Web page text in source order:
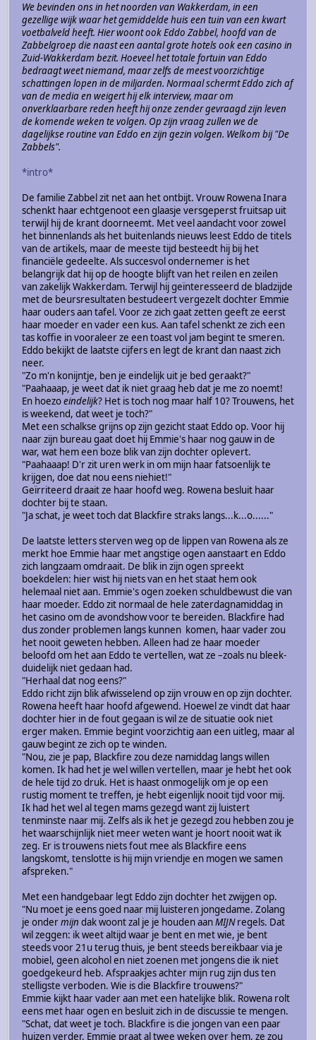
We bevinden ons in het noorden van Wakkerdam, in een
gezellige wijk waar het gemiddelde huis een tuin van een kwart
voetbalveld heeft. Hier woont ook Eddo Zabbel, hoofd van de
Zabbelgroep die naast een aantal grote hotels ook een casino in
Zuid-Wakkerdam bezit. Hoeveel het totale fortuin van Eddo
bedraagt weet niemand, maar zelfs de meest voorzichtige
schattingen lopen in de miljarden. Normaal schermt Eddo zich af
van de media en weigert hij elk interview, maar om
onverklaarbare reden heeft hij onze zender gevraagd zijn leven
de komende weken te volgen. Op zijn vraag zullen we de
dagelijkse routine van Eddo en zijn gezin volgen. Welkom bij "De
Zabbels".
*intro*
De familie Zabbel zit net aan het ontbijt. Vrouw Rowena Inara
schenkt haar echtgenoot een glaasje versgeperst fruitsap uit
terwijl hij de krant doorneemt. Met veel aandacht voor zowel
het binnenlands als het buitenlands nieuws leest Eddo de titels
van de artikels, maar de meeste tijd besteedt hij bij het
financiële gedeelte. Als succesvol ondernemer is het
belangrijk dat hij op de hoogte blijft van het reilen en zeilen
van zakelijk Wakkerdam. Terwijl hij geïnteresseerd de bladzijde
met de beursresultaten bestudeert vergezelt dochter Emmie
haar ouders aan tafel. Voor ze zich gaat zetten geeft ze eerst
haar moeder en vader een kus. Aan tafel schenkt ze zich een
tas koffie in vooraleer ze een toast vol jam begint te smeren.
Eddo bekijkt de laatste cijfers en legt de krant dan naast zich
neer.
"Zo m'n konijntje, ben je eindelijk uit je bed geraakt?"
"Paahaaap, je weet dat ik niet graag heb dat je me zo noemt!
En hoezoeindelijk? Het is toch nog maar half 10? Trouwens, het
is weekend, dat weet je toch?"
Met een schalkse grijns op zijn gezicht staat Eddo op. Voor hij
naar zijn bureau gaat doet hij Emmie's haar nog gauw in de
war, wat hem een boze blik van zijn dochter oplevert.
"Paahaaap! D'r zit uren werk in om mijn haar fatsoenlijk te
krijgen, doe dat nou eens niehiet!"
Geïrriteerd draait ze haar hoofd weg. Rowena besluit haar
dochter bij te staan.
"Ja schat, je weet toch dat Blackfire straks langs...k...o......"
De laatste letters sterven weg op de lippen van Rowena als ze
merkt hoe Emmie haar met angstige ogen aanstaart en Eddo
zich langzaam omdraait. De blik in zijn ogen spreekt
boekdelen: hier wist hij niets van en het staat hem ook
helemaal niet aan. Emmie's ogen zoeken schuldbewust die van
haar moeder. Eddo zit normaal de hele zaterdagnamiddag in
het casino om de avondshow voor te bereiden. Blackfire had
dus zonder problemen langs kunnen komen, haar vader zou
het nooit geweten hebben. Alleen had ze haar moeder
beloofd om het aan Eddo te vertellen, wat ze –zoals nu bleek-
duidelijk niet gedaan had.
"Herhaal dat nog eens?"
Eddo richt zijn blik afwisselend op zijn vrouw en op zijn dochter.
Rowena heeft haar hoofd afgewend. Hoewel ze vindt dat haar
dochter hier in de fout gegaan is wil ze de situatie ook niet
erger maken. Emmie begint voorzichtig aan een uitleg, maar al
gauw begint ze zich op te winden.
"Nou, zie je pap, Blackfire zou deze namiddag langs willen
komen. Ik had het je wel willen vertellen, maar je hebt het ook
de hele tijd zo druk. Het is haast onmogelijk om je op een
rustig moment te treffen, je hebt eigenlijk nooit tijd voor mij.
Ik had het wel al tegen mams gezegd want zij luistert
tenminste naar mij. Zelfs als ik het je gezegd zou hebben zou je
het waarschijnlijk niet meer weten want je hoort nooit wat ik
zeg. Er is trouwens niets fout mee als Blackfire eens
langskomt, tenslotte is hij mijn vriendje en mogen we samen
afspreken."
Met een handgebaar legt Eddo zijn dochter het zwijgen op.
"Nu moet je eens goed naar mij luisteren jongedame. Zolang
je ondermijn dak woont zal je je houden aanMIJNregels. Dat
wil zeggen: ik weet altijd waar je bent en met wie, je bent
steeds voor 21u terug thuis, je bent steeds bereikbaar via je
mobiel, geen alcohol en niet zoenen met jongens die ik niet
goedgekeurd heb. Afspraakjes achter mijn rug zijn dus ten
stelligste verboden. Wie is die Blackfire trouwens?"
Emmie kijkt haar vader aan met een hatelijke blik. Rowena rolt
eens met haar ogen en besluit zich in de discussie te mengen.
"Schat, dat weet je toch. Blackfire is die jongen van een paar
huizen verder. Emmie praat al twee weken over hem, ze zou